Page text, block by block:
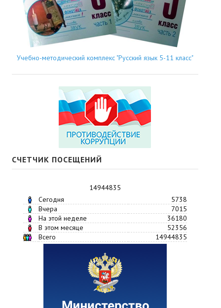
Учебно-методический комплекс "Русский язык 5-11 класс"
СЧЕТЧИК ПОСЕЩЕНИЙ
14944835
Сегодня
5738
Вчера
7015
На этой неделе
36180
В этом месяце
52356
Всего
14944835